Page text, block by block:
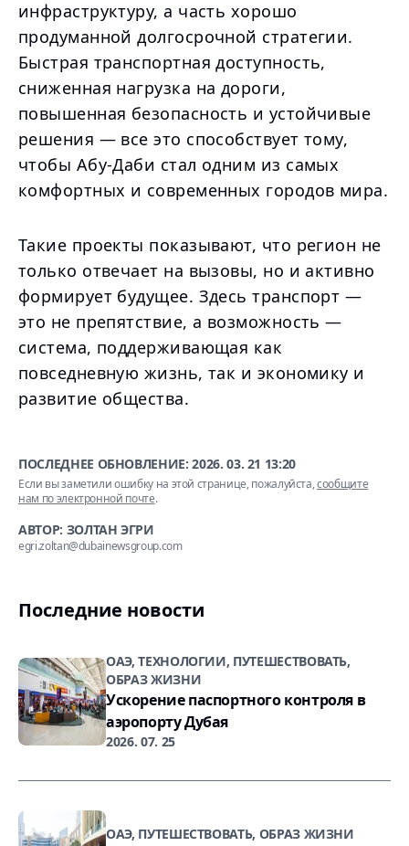
инфраструктуру, а часть хорошо
продуманной долгосрочной стратегии.
Быстрая транспортная доступность,
сниженная нагрузка на дороги,
повышенная безопасность и устойчивые
решения — все это способствует тому,
чтобы Абу-Даби стал одним из самых
комфортных и современных городов мира.
Такие проекты показывают, что регион не
только отвечает на вызовы, но и активно
формирует будущее. Здесь транспорт —
это не препятствие, а возможность —
система, поддерживающая как
повседневную жизнь, так и экономику и
развитие общества.
ПОСЛЕДНЕЕ ОБНОВЛЕНИЕ:2026. 03. 21 13:20
Если вы заметили ошибку на этой странице, пожалуйста,сообщите
нам по электронной почте.
АВТОР: ЗОЛТАН ЭГРИ
egri.zoltan@dubainewsgroup.com
Последние новости
ОАЭ, ТЕХНОЛОГИИ, ПУТЕШЕСТВОВАТЬ,
ОБРАЗ ЖИЗНИ
Ускорение паспортного контроля в
аэропорту Дубая
2026. 07. 25
ОАЭ, ПУТЕШЕСТВОВАТЬ, ОБРАЗ ЖИЗНИ